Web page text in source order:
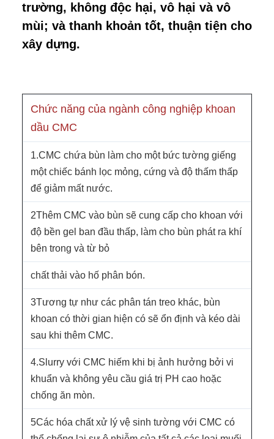
trường, không độc hại, vô hại và vô
mùi; và thanh khoản tốt, thuận tiện cho
xây dựng.
Chức năng của ngành công nghiệp khoan
dầu CMC
1.CMC chứa bùn làm cho một bức tường giếng
một chiếc bánh lọc mỏng, cứng và độ thấm thấp
để giảm mất nước.
2Thêm CMC vào bùn sẽ cung cấp cho khoan với
độ bền gel ban đầu thấp, làm cho bùn phát ra khí
bên trong và từ bỏ
chất thải vào hố phân bón.
3Tương tự như các phân tán treo khác, bùn
khoan có thời gian hiện có sẽ ổn định và kéo dài
sau khi thêm CMC.
4.Slurry với CMC hiếm khi bị ảnh hưởng bởi vi
khuẩn và không yêu cầu giá trị PH cao hoặc
chống ăn mòn.
5Các hóa chất xử lý vệ sinh tường với CMC có